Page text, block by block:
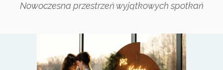
Nowoczesna przestrzeń wyjątkowych spotkań